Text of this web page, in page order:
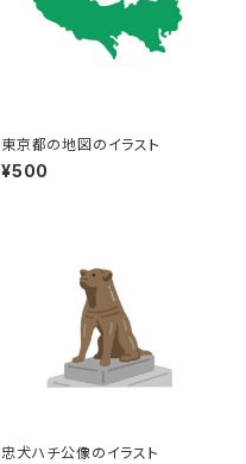
東京都の地図のイラスト
¥500
忠犬ハチ公像のイラスト